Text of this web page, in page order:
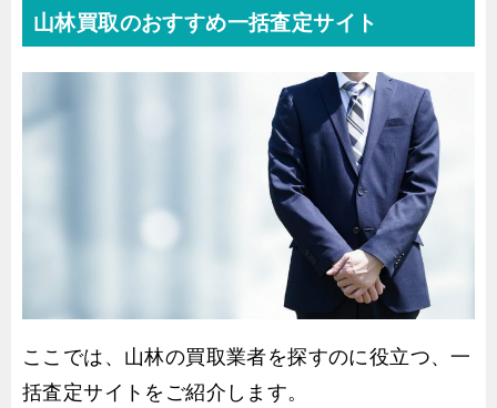
山林買取のおすすめ一括査定サイト
ここでは、山林の買取業者を探すのに役立つ、一
括査定サイトをご紹介します。